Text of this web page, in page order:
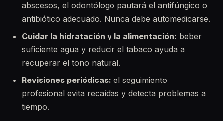
abscesos, el odontólogo pautará el antifúngico o
antibiótico adecuado. Nunca debe automedicarse.
Cuidar la hidratación y la alimentación: beber
suficiente agua y reducir el tabaco ayuda a
recuperar el tono natural.
Revisiones periódicas: el seguimiento
profesional evita recaídas y detecta problemas a
tiempo.